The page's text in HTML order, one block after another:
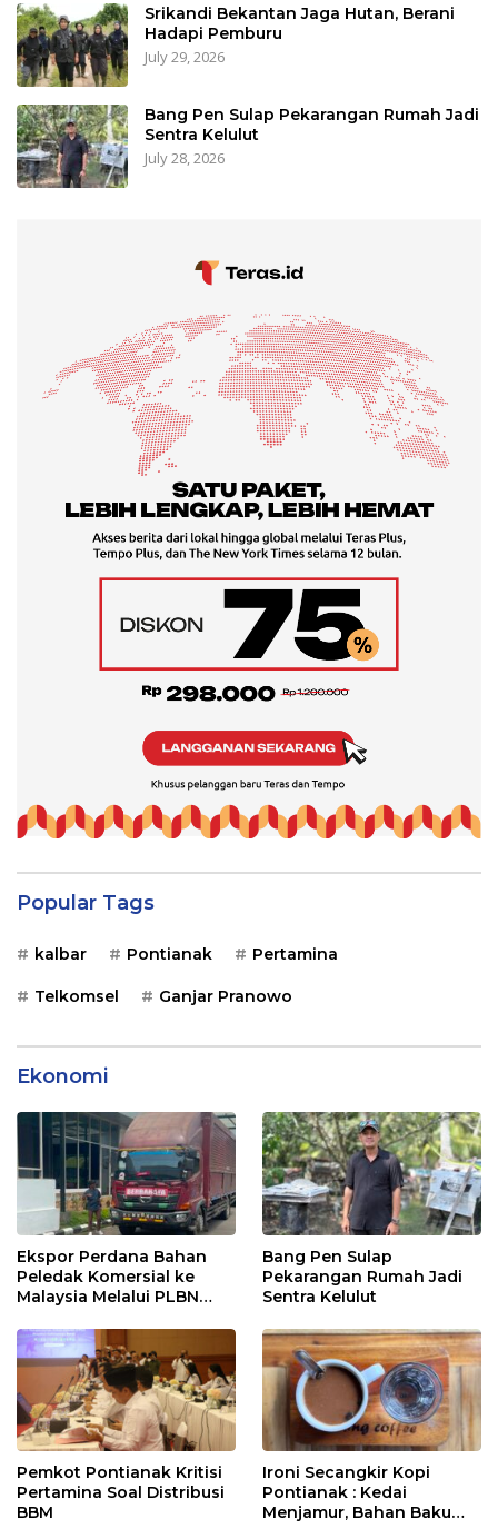
Srikandi Bekantan Jaga Hutan, Berani
Hadapi Pemburu
July 29, 2026
Bang Pen Sulap Pekarangan Rumah Jadi
Sentra Kelulut
July 28, 2026
Popular Tags
kalbar Pontianak Pertamina
Telkomsel Ganjar Pranowo
Ekonomi
Ekspor Perdana Bahan
Peledak Komersial ke
Malaysia Melalui PLBN
Bang Pen Sulap
Pekarangan Rumah Jadi
Sentra Kelulut
Pemkot Pontianak Kritisi
Pertamina Soal Distribusi
BBM
Ironi Secangkir Kopi
Pontianak : Kedai
Menjamur, Bahan Baku